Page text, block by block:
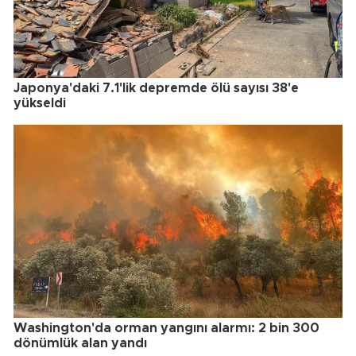
Japonya'daki 7.1'lik depremde ölü sayısı 38'e
yükseldi
Washington'da orman yangını alarmı: 2 bin 300
dönümlük alan yandı